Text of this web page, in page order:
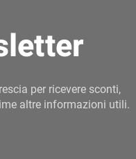
per ricevere sconti,
altre informazioni utili.